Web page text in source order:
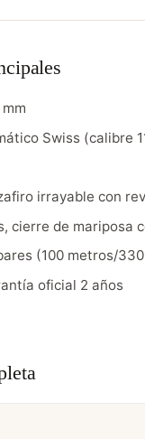
Swiss (calibre
irrayable con
cierre de mariposa
(100 metros/
oficial 2 años